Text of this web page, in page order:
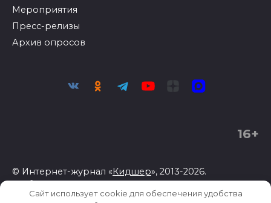
Мероприятия
Пресс-релизы
Архив опросов
16+
© Интернет-журнал «Кидшер», 2013-2026.
Любое использование материалов допускается
только при соблюденииправил перепечатки.
Сайт использует cookie для обеспечения удобства